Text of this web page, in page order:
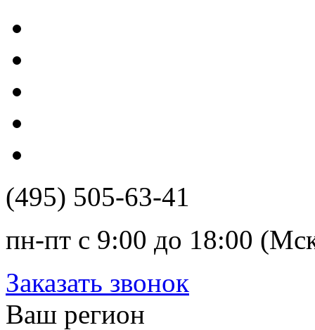
(495) 505-63-41
пн-пт с 9:00 до 18:00
Заказать звонок
Ваш регион